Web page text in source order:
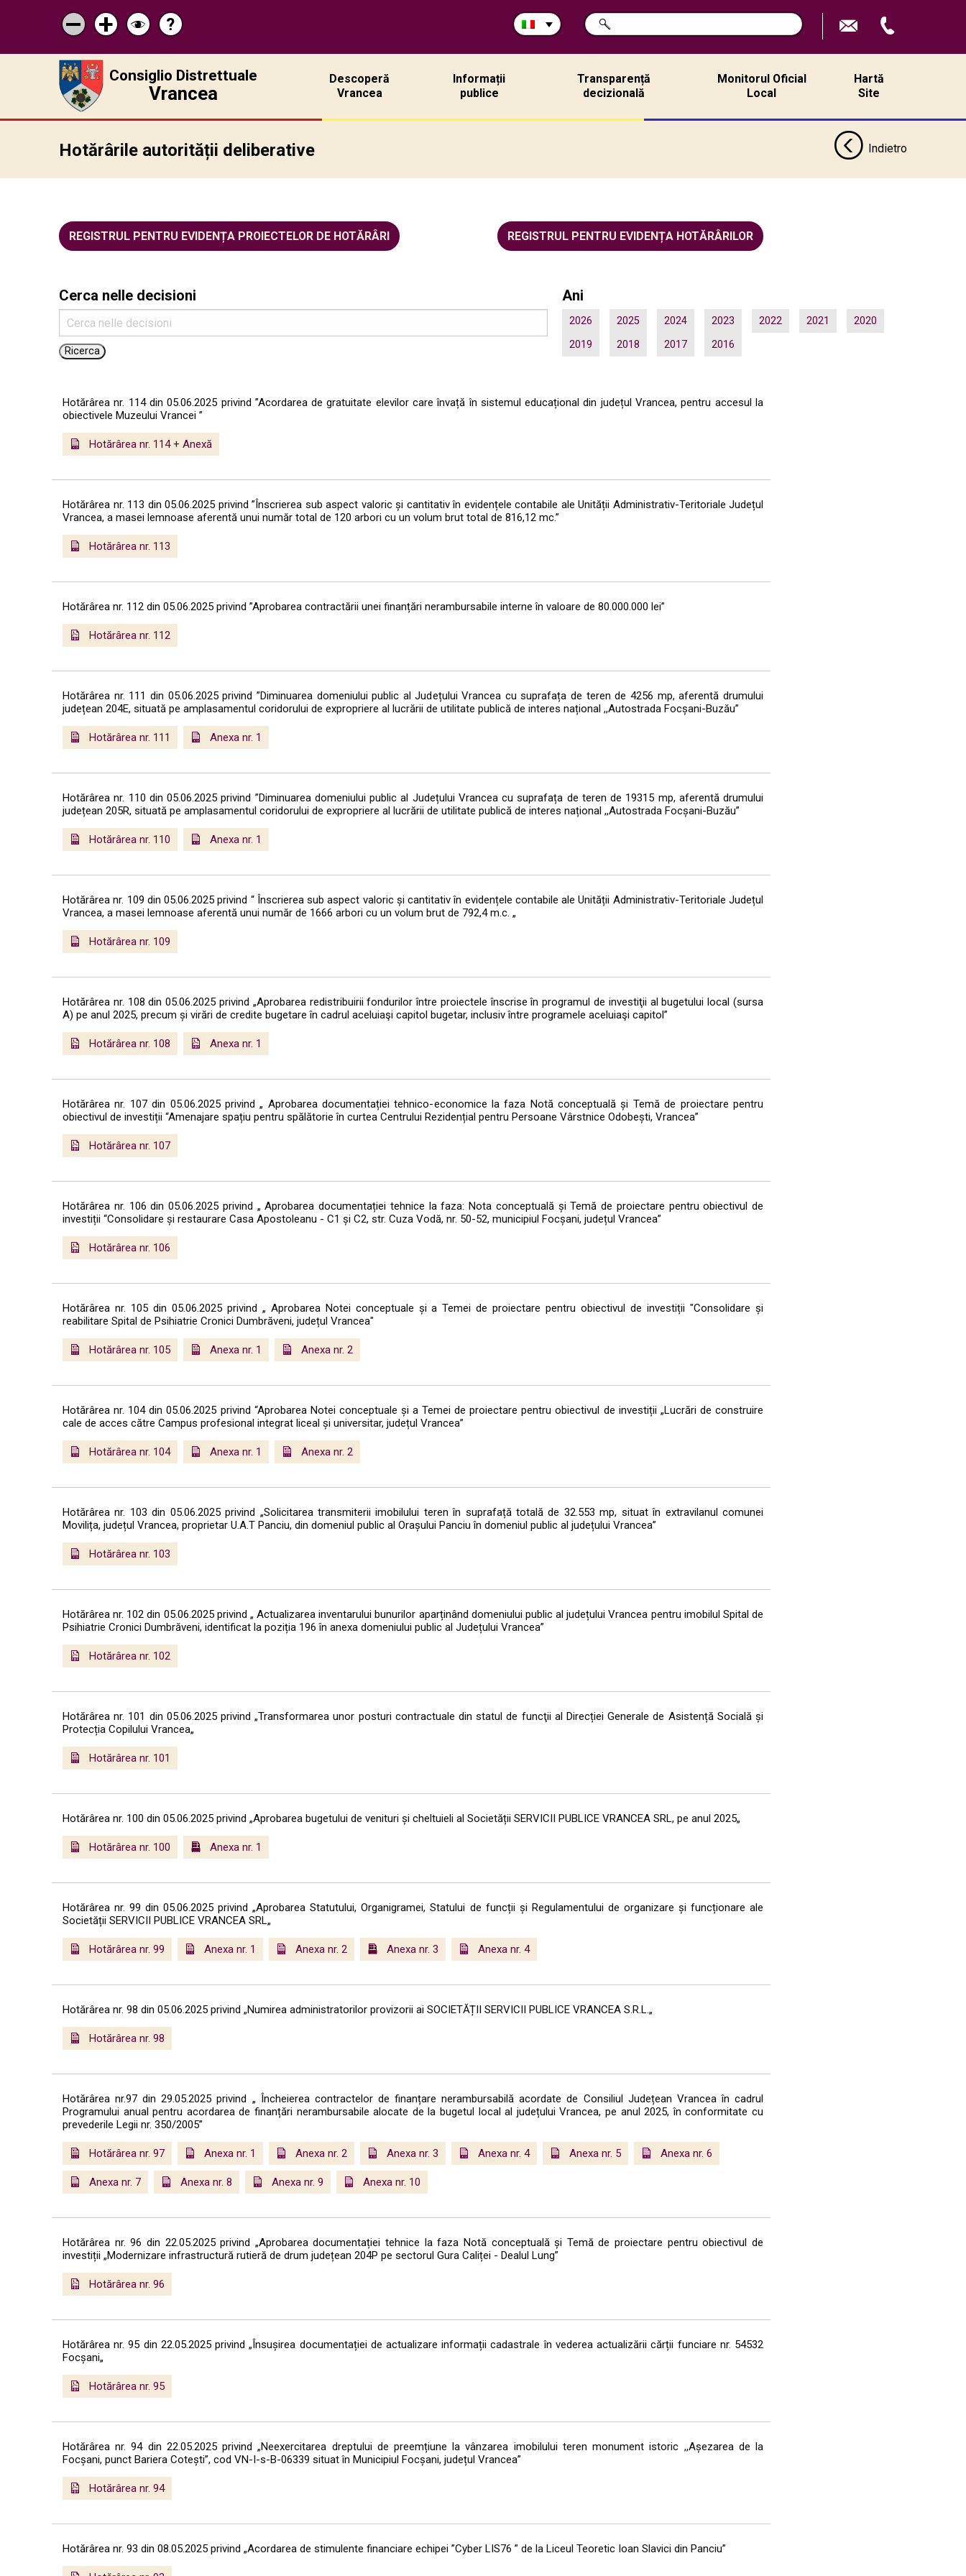
Micșorează
scrisul
Mărește
scrisul
Schimbă
contrastul
Pagina
de
ajutor
?
Cerca
nel
RICERCA
Consiglio Distrettuale
Vrancea
Descoperă
Vrancea
Informații
publice
Transparență
decizională
Monitorul Oficial
Local
Hartă
Site
Hotărârile autorității deliberative Indietro
REGISTRUL PENTRU EVIDENȚA PROIECTELOR DE HOTĂRÂRI REGISTRUL PENTRU EVIDENȚA HOTĂRÂRILOR
Cerca nelle decisioni Ani
2026 2025 2024 2023 2022 2021
2020
2019
2018 2017 2016
Hotărârea nr. 114 din 05.06.2025 privind ”Acordarea de gratuitate elevilor care învață în sistemul educațional din județul Vrancea, pentru accesul la
obiectivele Muzeului Vrancei ”
Hotărârea nr. 114 + Anexă
Hotărârea nr. 113 din 05.06.2025 privind ”Înscrierea sub aspect valoric și cantitativ în evidențele contabile ale Unității Administrativ-Teritoriale Județul
Vrancea, a masei lemnoase aferentă unui număr total de 120 arbori cu un volum brut total de 816,12 mc.”
Hotărârea nr. 113
Hotărârea nr. 112 din 05.06.2025 privind ”Aprobarea contractării unei finanțări nerambursabile interne în valoare de 80.000.000 lei”
Hotărârea nr. 112
Hotărârea nr. 111 din 05.06.2025 privind ”Diminuarea domeniului public al Județului Vrancea cu suprafața de teren de 4256 mp, aferentă drumului
județean 204E, situată pe amplasamentul coridorului de expropriere al lucrării de utilitate publică de interes național ,,Autostrada Focșani-Buzău”
Hotărârea nr. 111 Anexa nr. 1
Hotărârea nr. 110 din 05.06.2025 privind ”Diminuarea domeniului public al Județului Vrancea cu suprafața de teren de 19315 mp, aferentă drumului
județean 205R, situată pe amplasamentul coridorului de expropriere al lucrării de utilitate publică de interes național ,,Autostrada Focșani-Buzău”
Hotărârea nr. 110 Anexa nr. 1
Hotărârea nr. 109 din 05.06.2025 privind “ Înscrierea sub aspect valoric și cantitativ în evidențele contabile ale Unității Administrativ-Teritoriale Județul
Vrancea, a masei lemnoase aferentă unui număr de 1666 arbori cu un volum brut de 792,4 m.c. „
Hotărârea nr. 109
Hotărârea nr. 108 din 05.06.2025 privind „Aprobarea redistribuirii fondurilor între proiectele înscrise în programul de investiţii al bugetului local (sursa
A) pe anul 2025, precum și virări de credite bugetare în cadrul aceluiaşi capitol bugetar, inclusiv între programele aceluiaşi capitol”
Hotărârea nr. 108 Anexa nr. 1
Hotărârea nr. 107 din 05.06.2025 privind „ Aprobarea documentației tehnico-economice la faza Notă conceptuală și Temă de proiectare pentru
obiectivul de investiții “Amenajare spațiu pentru spălătorie în curtea Centrului Rezidențial pentru Persoane Vârstnice Odobești, Vrancea”
Hotărârea nr. 107
Hotărârea nr. 106 din 05.06.2025 privind „ Aprobarea documentației tehnice la faza: Nota conceptuală și Temă de proiectare pentru obiectivul de
investiții “Consolidare și restaurare Casa Apostoleanu - C1 și C2, str. Cuza Vodă, nr. 50-52, municipiul Focșani, județul Vrancea”
Hotărârea nr. 106
Hotărârea nr. 105 din 05.06.2025 privind „ Aprobarea Notei conceptuale și a Temei de proiectare pentru obiectivul de investiții "Consolidare și
reabilitare Spital de Psihiatrie Cronici Dumbrăveni, județul Vrancea"
Hotărârea nr. 105 Anexa nr. 1 Anexa nr. 2
Hotărârea nr. 104 din 05.06.2025 privind “Aprobarea Notei conceptuale și a Temei de proiectare pentru obiectivul de investiții „Lucrări de construire
cale de acces către Campus profesional integrat liceal și universitar, județul Vrancea”
Hotărârea nr. 104 Anexa nr. 1 Anexa nr. 2
Hotărârea nr. 103 din 05.06.2025 privind „Solicitarea transmiterii imobilului teren în suprafață totală de 32.553 mp, situat în extravilanul comunei
Movilița, județul Vrancea, proprietar U.A.T Panciu, din domeniul public al Orașului Panciu în domeniul public al județului Vrancea”
Hotărârea nr. 103
Hotărârea nr. 102 din 05.06.2025 privind „ Actualizarea inventarului bunurilor aparținând domeniului public al județului Vrancea pentru imobilul Spital de
Psihiatrie Cronici Dumbrăveni, identificat la poziția 196 în anexa domeniului public al Județului Vrancea”
Hotărârea nr. 102
Hotărârea nr. 101 din 05.06.2025 privind „Transformarea unor posturi contractuale din statul de funcţii al Direcției Generale de Asistență Socială și
Protecția Copilului Vrancea„
Hotărârea nr. 101
Hotărârea nr. 100 din 05.06.2025 privind „Aprobarea bugetului de venituri și cheltuieli al Societății SERVICII PUBLICE VRANCEA SRL, pe anul 2025„
Hotărârea nr. 100 Anexa nr. 1
Hotărârea nr. 99 din 05.06.2025 privind „Aprobarea Statutului, Organigramei, Statului de funcții și Regulamentului de organizare și funcționare ale
Societății SERVICII PUBLICE VRANCEA SRL„
Hotărârea nr. 99 Anexa nr. 1 Anexa nr. 2 Anexa nr. 3 Anexa nr. 4
Hotărârea nr. 98 din 05.06.2025 privind „Numirea administratorilor provizorii ai SOCIETĂȚII SERVICII PUBLICE VRANCEA S.R.L.„
Hotărârea nr. 98
Hotărârea nr.97 din 29.05.2025 privind „ Încheierea contractelor de finanțare nerambursabilă acordate de Consiliul Județean Vrancea în cadrul
Programului anual pentru acordarea de finanțări nerambursabile alocate de la bugetul local al județului Vrancea, pe anul 2025, în conformitate cu
prevederile Legii nr. 350/2005”
Hotărârea nr. 97 Anexa nr. 1 Anexa nr. 2 Anexa nr. 3 Anexa nr. 4 Anexa nr. 5 Anexa nr. 6
Anexa nr. 7 Anexa nr. 8 Anexa nr. 9 Anexa nr. 10
Hotărârea nr. 96 din 22.05.2025 privind „Aprobarea documentației tehnice la faza Notă conceptuală și Temă de proiectare pentru obiectivul de
investiții „Modernizare infrastructură rutieră de drum județean 204P pe sectorul Gura Caliței - Dealul Lung”
Hotărârea nr. 96
Hotărârea nr. 95 din 22.05.2025 privind „Însușirea documentației de actualizare informații cadastrale în vederea actualizării cărții funciare nr. 54532
Focșani„
Hotărârea nr. 95
Hotărârea nr. 94 din 22.05.2025 privind „Neexercitarea dreptului de preemțiune la vânzarea imobilului teren monument istoric ,,Așezarea de la
Focșani, punct Bariera Cotești”, cod VN-I-s-B-06339 situat în Municipiul Focșani, județul Vrancea”
Hotărârea nr. 94
Hotărârea nr. 93 din 08.05.2025 privind „Acordarea de stimulente financiare echipei ”Cyber LIS76 ” de la Liceul Teoretic Ioan Slavici din Panciu”